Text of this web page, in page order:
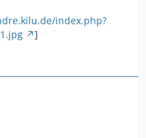
index.php?
]